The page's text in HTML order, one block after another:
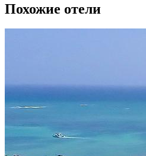
Похожие отели